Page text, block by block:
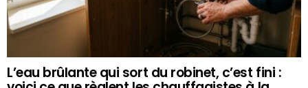
L’eau brûlante qui sort du robinet, c’est fini :